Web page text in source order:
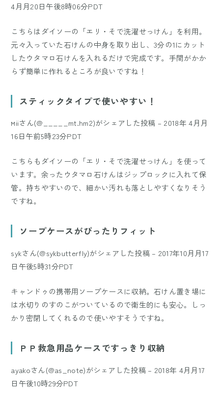
4月月20日午後8時06分PDT
こちらはダイソーの「エリ・そで洗濯せっけん」を利用。
元々入っていた石けんの中身を取り出し、3分の1にカット
したウタマロ石けんを入れるだけで完成です。手間がかか
らず簡単に作れるところが良いですね！
スティックタイプで使いやすい！
мiiさん(@_____mt.hm2)がシェアした投稿 – 2018年 4月月
16日午前5時23分PDT
こちらもダイソーの「エリ・そで洗濯せっけん」を使って
います。余ったウタマロ石けんはジップロックに入れて保
管。持ちやすいので、細かい汚れも落としやすくなりそう
ですね。
ソープケースがぴったりフィット
sykさん(@sykbutterfly)がシェアした投稿– 2017年10月月17
日午後5時31分PDT
キャンドゥの携帯用ソープケースに収納。石けん置き場に
は水切りのすのこがついているので衛生的にも安心。しっ
かり密閉してくれるので使いやすそうですね。
ＰＰ救急用品ケースですっきり収納
ayakoさん(@as_note)がシェアした投稿– 2018年 4月月17
日午後10時29分PDT